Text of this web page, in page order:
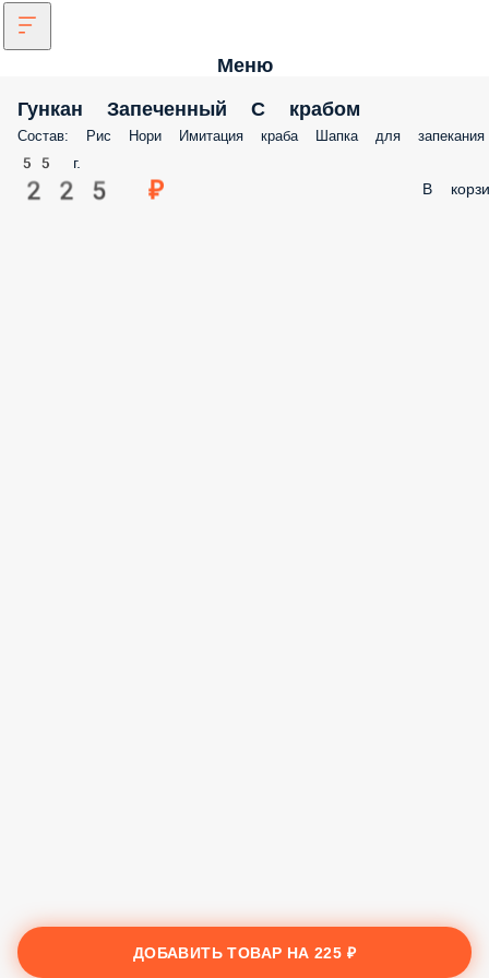
Меню
Гункан Запеченный С крабом
Состав: Рис Нори Имитация краба Шапка для запекания
55 г.
225 ₽ В
ДОБАВИТЬ ТОВАР НА225 ₽